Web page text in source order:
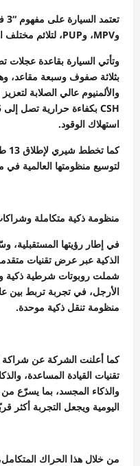
وMPV، وPUP، لتلائم مختلف الاستخدامات اليومية والسفر والتخييم.
والألمنيوم عالي الصلابة
استهلاك الوقود.
لتوسيع منظومتها العالمية
منظومة ذكية متكاملة
في إطار رؤيتها
شملت روبوتات شرطية ذكية
الأرجل، في تجربة تربط بين
منظومة تنقل ذكية موحدة.
تقنيات القيادة المساعدة،
والذكاء المجسد، بما يسرّع
اليومية ويجعل التجربة أكثر
من خلال هذا الحراك